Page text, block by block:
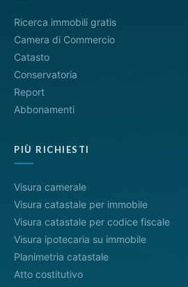
Ricerca immobili gratis
Camera di Commercio
Catasto
Conservatoria
Report
Abbonamenti
PIÙ RICHIESTI
Visura camerale
Visura catastale per immobile
Visura catastale per codice fiscale
Visura ipotecaria su immobile
Planimetria catastale
Atto costitutivo